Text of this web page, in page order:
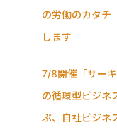
の労働のカタチ
します
7/8開催「サー
の循環型ビジネ
ぶ、自社ビジネ